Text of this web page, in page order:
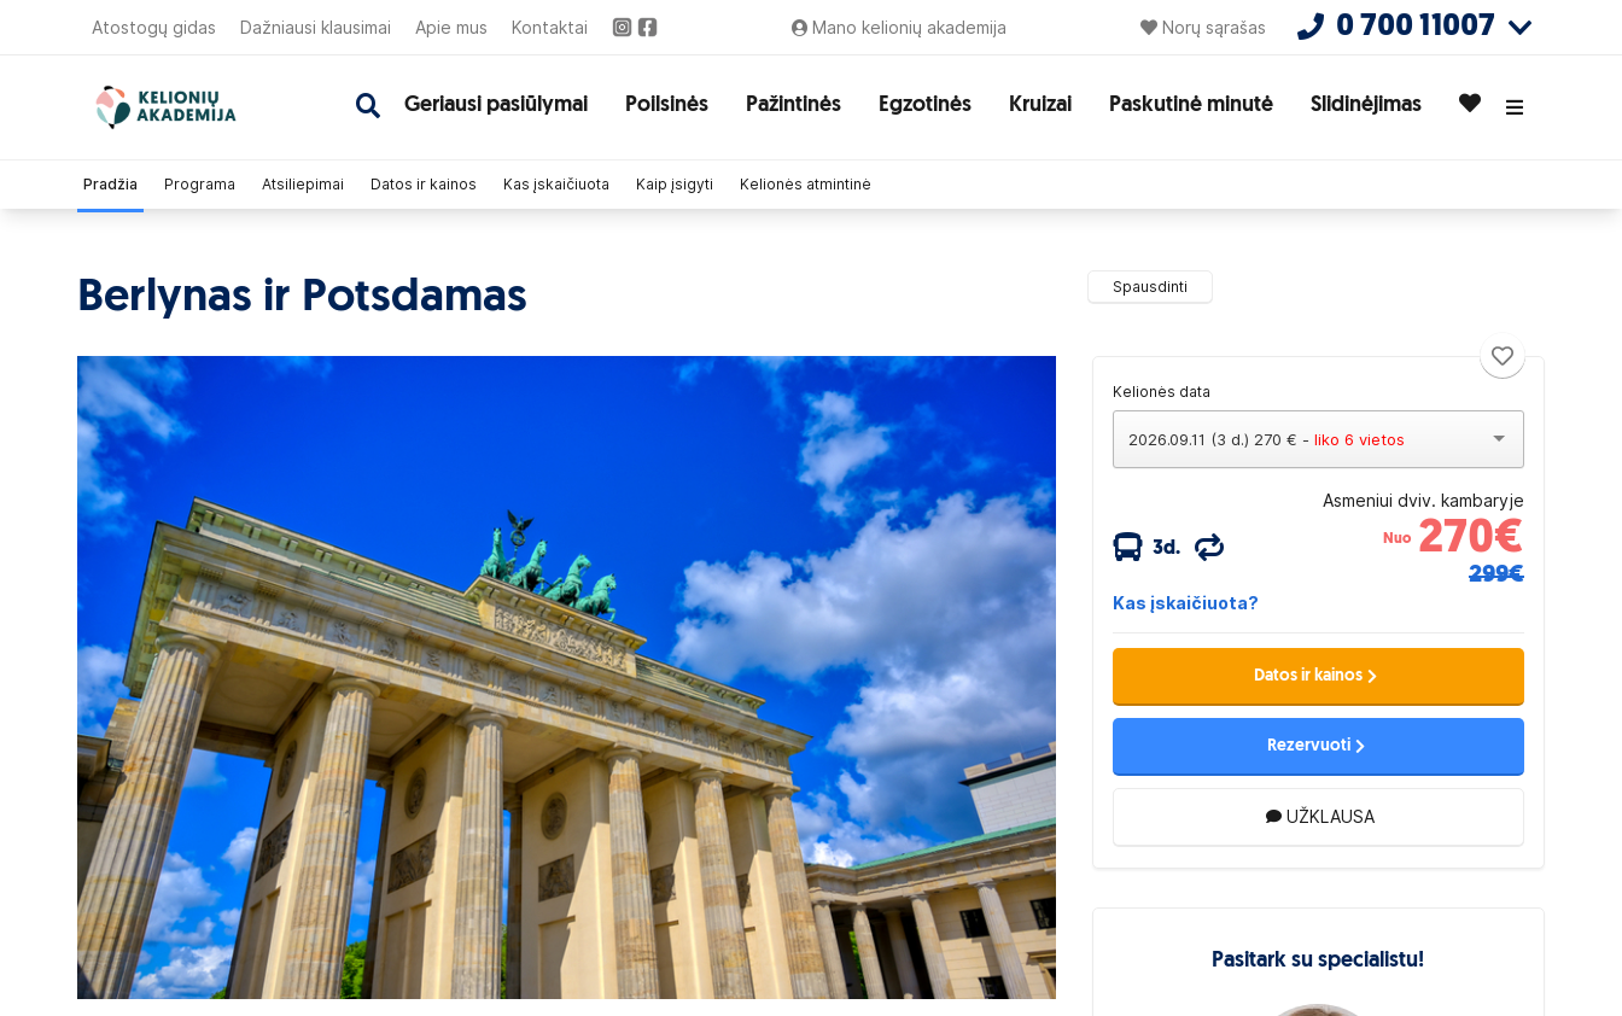
Atostogų gidas Dažniausi klausimai Apie mus Kontaktai Mano kelionių akademija Norų sąrašas 0 700 11007
Geriausi pasiūlymai Poilsinės Pažintinės Egzotinės Kruizai Paskutinė minutė Slidinėjimas
Berlynas ir Potsdamas Spausdinti
Pradžia Programa Atsiliepimai Datos ir kainos Kas įskaičiuota Kaip įsigyti Kelionės atmintinė
Kelionės data
2026.09.11 (3 d.) 270 € - liko 6 vietos
Asmeniui dviv. kambaryje
3d.
Nuo 270€
299€
Kas įskaičiuota?
Datos ir kainos
Rezervuoti
UŽKLAUSA
Pasitark su specialistu!